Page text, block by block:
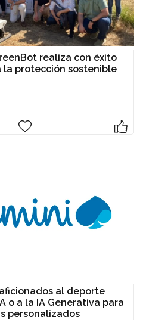
realiza con éxito
la protección sostenible
al deporte
o a la IA Generativa para
personalizados